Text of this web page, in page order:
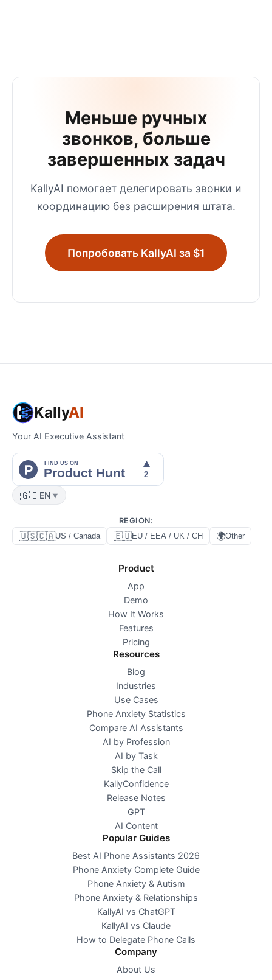
Меньше ручных
звонков, больше
завершенных задач
KallyAI помогает делегировать звонки и
координацию без расширения штата.
Попробовать KallyAI за $1
KallyAI
Your AI Executive Assistant
🇬🇧EN ▼
REGION:
🇺🇸🇨🇦US / Canada 🇪🇺EU / EEA / UK / CH 🌍Other
Product
App
Demo
How It Works
Features
Pricing
Resources
Blog
Industries
Use Cases
Phone Anxiety Statistics
Compare AI Assistants
AI by Profession
AI by Task
Skip the Call
KallyConfidence
Release Notes
GPT
AI Content
Popular Guides
Best AI Phone Assistants 2026
Phone Anxiety Complete Guide
Phone Anxiety & Autism
Phone Anxiety & Relationships
KallyAI vs ChatGPT
KallyAI vs Claude
How to Delegate Phone Calls
Company
About Us